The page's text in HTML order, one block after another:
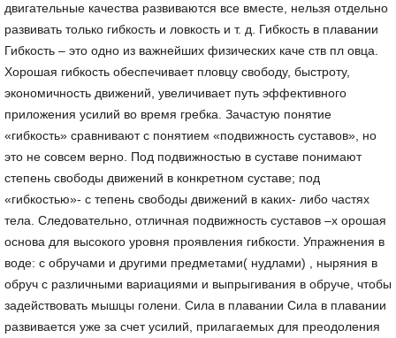
двигательные качества развиваются все вместе, нельзя отдельно
развивать только гибкость и ловкость и т. д. Гибкость в плавании
Гибкость – это одно из важнейших физических каче ств пл овца.
Хорошая гибкость обеспечивает пловцу свободу, быстроту,
экономичность движений, увеличивает путь эффективного
приложения усилий во время гребка. Зачастую понятие
«гибкость» сравнивают с понятием «подвижность суставов», но
это не совсем верно. Под подвижностью в суставе понимают
степень свободы движений в конкретном суставе; под
«гибкостью»- с тепень свободы движений в каких- либо частях
тела. Следовательно, отличная подвижность суставов –х орошая
основа для высокого уровня проявления гибкости. Упражнения в
воде: с обручами и другими предметами( нудлами) , ныряния в
обруч с различными вариациями и выпрыгивания в обруче, чтобы
задействовать мышцы голени. Сила в плавании Сила в плавании
развивается уже за счет усилий, прилагаемых для преодоления